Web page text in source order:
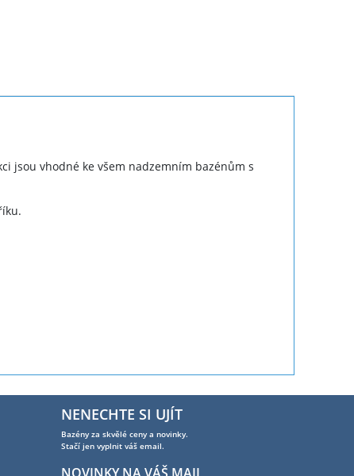
jsou vhodné ke všem nadzemním bazénům s
NENECHTE SI UJÍT
Bazény za skvělé ceny a novinky.
Stačí jen vyplnit váš email.